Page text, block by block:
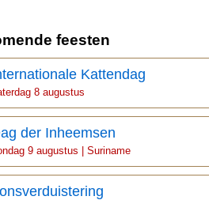
feesten
Kattendag
8 augustus
der Inheemsen
9 augustus | Suriname